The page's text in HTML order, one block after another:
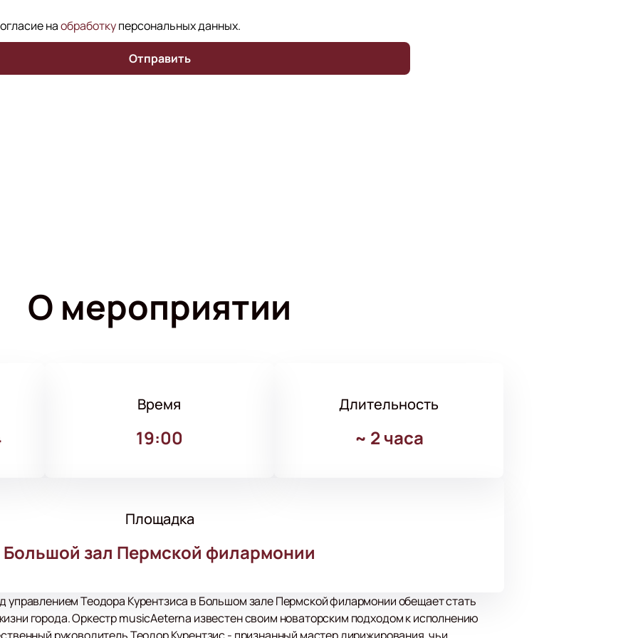
наобработкуперсональных данных.
Отправить
О мероприятии
Время
19:00
Длительность
~ 2 часа
Площадка
Большой зал Пермской филармонии
управлением Теодора Курентзиса в Большом зале Пермской филармонии обещает стать
города. Оркестр musicAeterna известен своим новаторским подходом к исполнению